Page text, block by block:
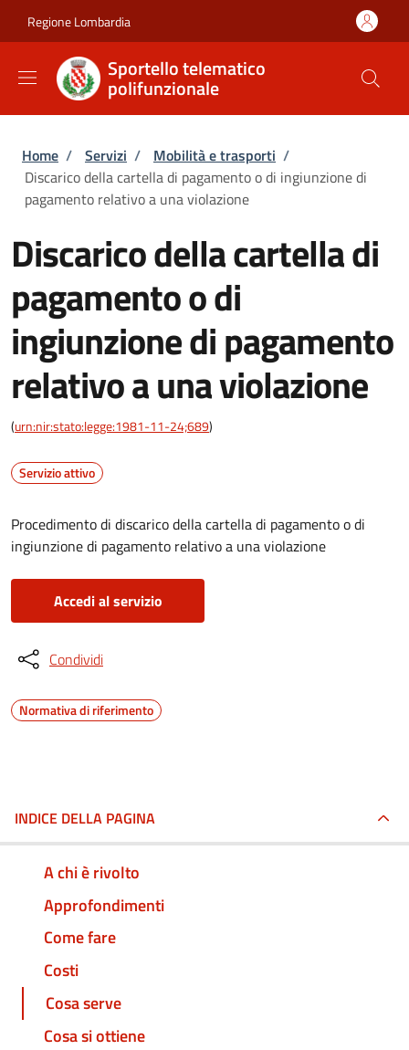
Regione Lombardia
Sportello telematico
polifunzionale
Briciole di pane
Home / Servizi / Mobilità e trasporti /
Discarico della cartella di pagamento o di ingiunzione di
pagamento relativo a una violazione
Discarico della cartella di
pagamento o di
ingiunzione di pagamento
relativo a una violazione
(urn:nir:stato:legge:1981-11-24;689)
Servizio attivo
Procedimento di discarico della cartella di pagamento o di
ingiunzione di pagamento relativo a una violazione
Accedi al servizio
Condividi
Normativa di riferimento
INDICE DELLA PAGINA
A chi è rivolto
Approfondimenti
Come fare
Costi
Cosa serve
Cosa si ottiene